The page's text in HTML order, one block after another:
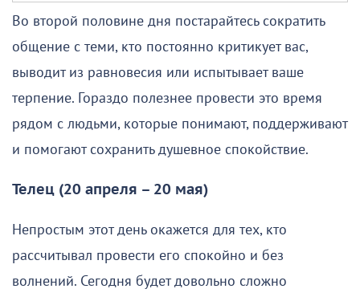
Во второй половине дня постарайтесь сократить
общение с теми, кто постоянно критикует вас,
выводит из равновесия или испытывает ваше
терпение. Гораздо полезнее провести это время
рядом с людьми, которые понимают, поддерживают
и помогают сохранить душевное спокойствие.
Телец (20 апреля – 20 мая)
Непростым этот день окажется для тех, кто
рассчитывал провести его спокойно и без
волнений. Сегодня будет довольно сложно